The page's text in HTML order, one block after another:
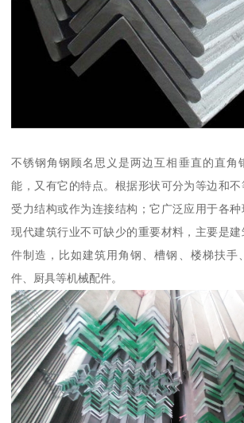
不锈钢角钢顾名思义是两边互相垂直的直角
能，又有它的特点。根据形状可分为等边和
受力结构或作为连接结构；它广泛应用于各
现代建筑行业不可缺少的重要材料，主要是
件制造，比如建筑用角钢、槽钢、楼梯扶手
件、厨具等机械配件。